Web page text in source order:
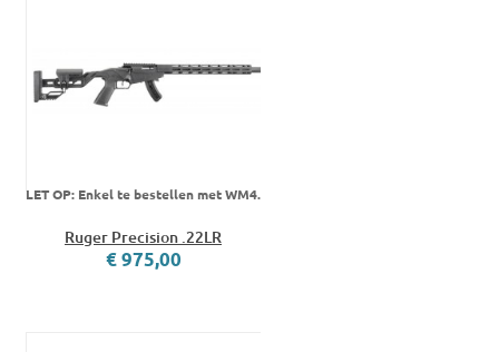
Ruger Precision .22LR
€ 975,00
LET OP: Enkel te bestellen met WM4.